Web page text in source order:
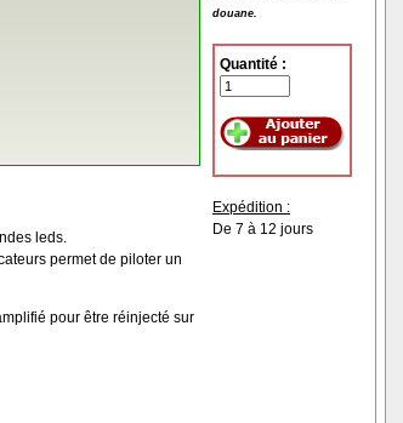
leds.
permet de piloter un
pour être réinjecté sur
douane.
Quantité :
Expédition :
De 7 à 12 jours